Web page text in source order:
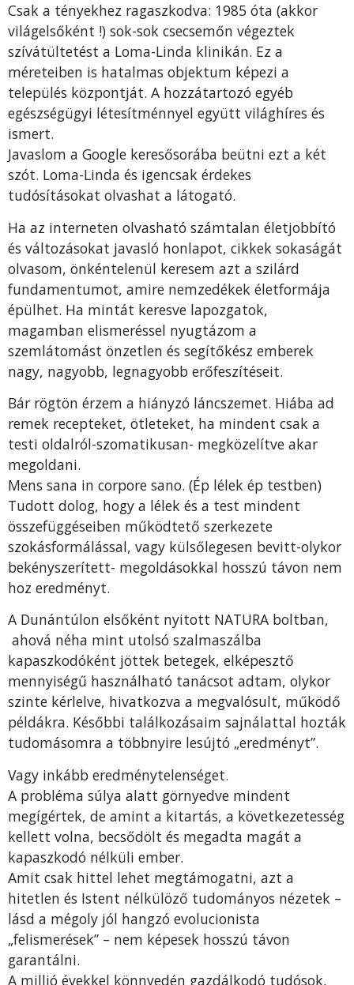
Csak a tényekhez ragaszkodva: 1985 óta (akkor
világelsőként !) sok-sok csecsemőn végeztek
szívátültetést a Loma-Linda klinikán. Ez a
méreteiben is hatalmas objektum képezi a
település központját. A hozzátartozó egyéb
egészségügyi létesítménnyel együtt világhíres és
ismert.
Javaslom a Google keresősorába beütni ezt a két
szót. Loma-Linda és igencsak érdekes
tudósításokat olvashat a látogató.
Ha az interneten olvasható számtalan életjobbító
és változásokat javasló honlapot, cikkek sokaságát
olvasom, önkéntelenül keresem azt a szilárd
fundamentumot, amire nemzedékek életformája
épülhet. Ha mintát keresve lapozgatok,
magamban elismeréssel nyugtázom a
szemlátomást önzetlen és segítőkész emberek
nagy, nagyobb, legnagyobb erőfeszítéseit.
Bár rögtön érzem a hiányzó láncszemet. Hiába ad
remek recepteket, ötleteket, ha mindent csak a
testi oldalról-szomatikusan- megközelítve akar
megoldani.
Mens sana in corpore sano. (Ép lélek ép testben)
Tudott dolog, hogy a lélek és a test mindent
összefüggéseiben működtető szerkezete
szokásformálással, vagy külsőlegesen bevitt-olykor
bekényszerített- megoldásokkal hosszú távon nem
hoz eredményt.
A Dunántúlon elsőként nyitott NATURA boltban,
ahová néha mint utolsó szalmaszálba
kapaszkodóként jöttek betegek, elképesztő
mennyiségű használható tanácsot adtam, olykor
szinte kérlelve, hivatkozva a megvalósult, működő
példákra. Későbbi találkozásaim sajnálattal hozták
tudomásomra a többnyire lesújtó „eredményt”.
Vagy inkább eredménytelenséget.
A probléma súlya alatt görnyedve mindent
megígértek, de amint a kitartás, a következetesség
kellett volna, becsődölt és megadta magát a
kapaszkodó nélküli ember.
Amit csak hittel lehet megtámogatni, azt a
hitetlen és Istent nélkülöző tudományos nézetek –
lásd a mégoly jól hangzó evolucionista
„felismerések” – nem képesek hosszú távon
garantálni.
A millió évekkel könnyedén gazdálkodó tudósok,